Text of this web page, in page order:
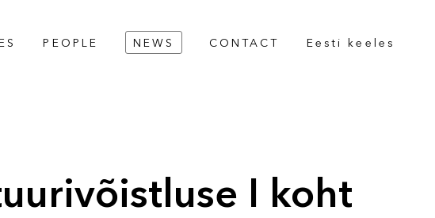
PEOPLE NEWS CONTACT Eesti keeles
I koht